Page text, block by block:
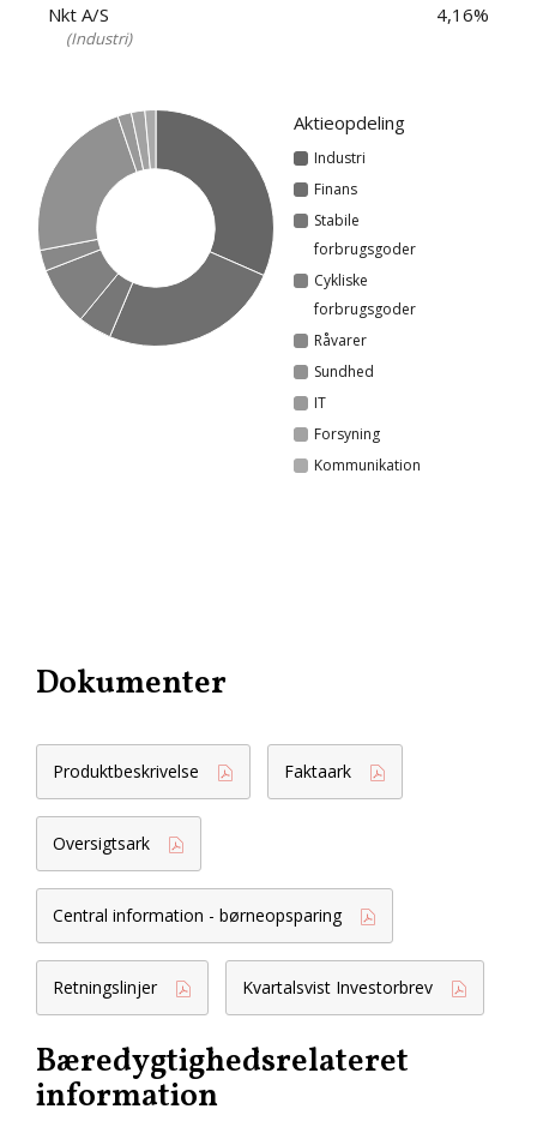
Nkt A/S
Industri
4,16%
Aktieopdeling
Industri
Finans
Stabile
forbrugsgoder
Cykliske
forbrugsgoder
Råvarer
Sundhed
IT
Forsyning
Kommunikation
Dokumenter
Produktbeskrivelse Faktaark
Oversigtsark
Central information - børneopsparing
Retningslinjer Kvartalsvist Investorbrev
Bæredygtighedsrelateret
information